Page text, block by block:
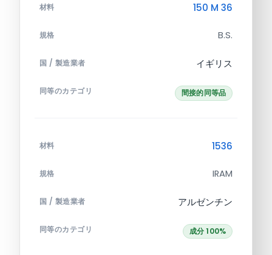
材料 150 M 36
規格 B.S.
国 / 製造業者 イギリス
同等のカテゴリ 間接的同等品
材料 1536
規格 IRAM
国 / 製造業者 アルゼンチン
同等のカテゴリ 成分 100%